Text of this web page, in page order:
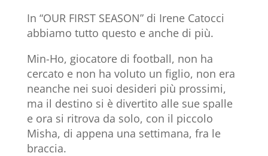
In “OUR FIRST SEASON” di Irene Catocci
abbiamo tutto questo e anche di più.
Min-Ho, giocatore di football, non ha
cercato e non ha voluto un figlio, non era
neanche nei suoi desideri più prossimi,
ma il destino si è divertito alle sue spalle
e ora si ritrova da solo, con il piccolo
Misha, di appena una settimana, fra le
braccia.